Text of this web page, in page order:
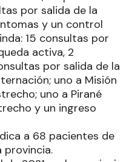
por salida de la
y un control
15 consultas por
activa, 2
por salida de la
uno a Misión
uno a Pirané
y un ingreso
a 68 pacientes de
provincia.